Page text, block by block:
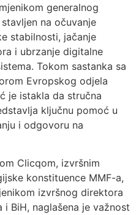
generalnog
na očuvanje
stabilnosti, jačanje
i ubrzanje digitalne
Tokom sastanka sa
Evropskog odjela
je istakla da stručna
ključnu pomoć u
i odgovoru na
Clicqom, izvršnim
konstituence MMF-a,
izvršnog direktora
BiH, naglašena je važnost